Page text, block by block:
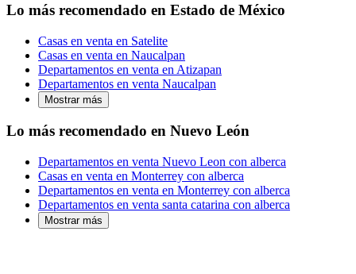
Lo más recomendado en Estado de México
Casas en venta en Satelite
Casas en venta en Naucalpan
Departamentos en venta en Atizapan
Departamentos en venta Naucalpan
Mostrar más
Lo más recomendado en Nuevo León
Departamentos en venta Nuevo Leon con alberca
Casas en venta en Monterrey con alberca
Departamentos en venta en Monterrey con alberca
Departamentos en venta santa catarina con alberca
Mostrar más